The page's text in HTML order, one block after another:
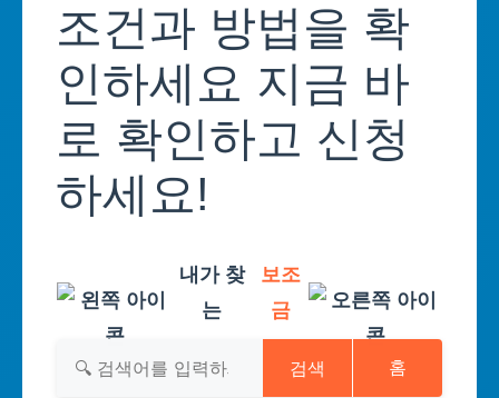
조건과 방법을 확
인하세요 지금 바
로 확인하고 신청
하세요!
내가 찾
는
보조
금
검색 홈